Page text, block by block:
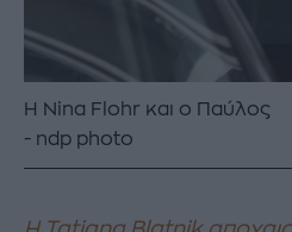
Η Νina Flohr και ο Παύλος
ndp photo